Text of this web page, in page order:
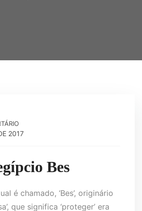
2017
Bes
é chamado, ‘Bes’, originário
que significa ‘proteger’ era